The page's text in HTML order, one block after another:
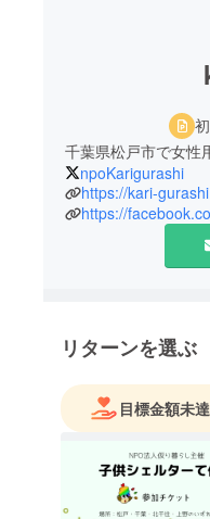
千葉県松戸市で女性
npoKarigurashi
https://kari-
https://
リターンを選ぶ
目標金額未